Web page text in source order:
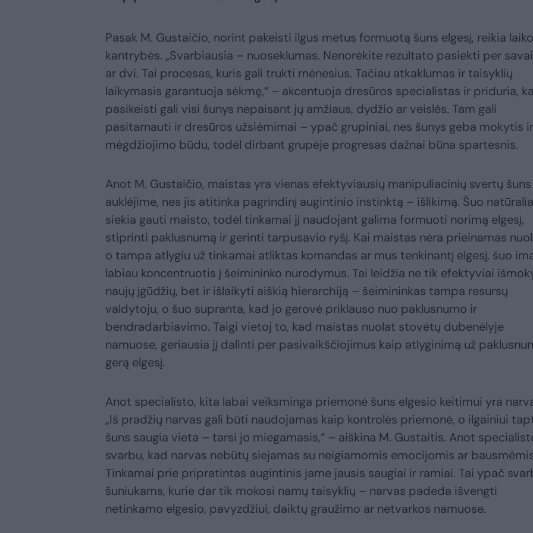
Pasak M. Gustaičio, norint pakeisti ilgus metus formuotą šuns elgesį, reikia
kantrybės. „Svarbiausia – nuoseklumas. Nenorėkite rezultato pasiekti per
ar dvi. Tai procesas, kuris gali trukti mėnesius. Tačiau atkaklumas ir taisyklių
laikymasis garantuoja sėkmę,“ – akcentuoja dresūros specialistas ir priduria,
pasikeisti gali visi šunys nepaisant jų amžiaus, dydžio ar veislės. Tam gali
pasitarnauti ir dresūros užsiėmimai – ypač grupiniai, nes šunys geba mokytis ir
mėgdžiojimo būdu, todėl dirbant grupėje progresas dažnai būna spartesnis.
Anot M. Gustaičio, maistas yra vienas efektyviausių manipuliacinių svertų šuns
auklėjime, nes jis atitinka pagrindinį augintinio instinktą – išlikimą. Šuo
siekia gauti maisto, todėl tinkamai jį naudojant galima formuoti norimą elgesį,
stiprinti paklusnumą ir gerinti tarpusavio ryšį. Kai maistas nėra prieinamas
o tampa atlygiu už tinkamai atliktas komandas ar mus tenkinantį elgesį, šuo
labiau koncentruotis į šeimininko nurodymus. Tai leidžia ne tik efektyviai
naujų įgūdžių, bet ir išlaikyti aiškią hierarchiją – šeimininkas tampa resursų
valdytoju, o šuo supranta, kad jo gerovė priklauso nuo paklusnumo ir
bendradarbiavimo. Taigi vietoj to, kad maistas nuolat stovėtų dubenėlyje
namuose, geriausia jį dalinti per pasivaikščiojimus kaip atlyginimą už
gerą elgesį.
Anot specialisto, kita labai veiksminga priemonė šuns elgesio keitimui yra
„Iš pradžių narvas gali būti naudojamas kaip kontrolės priemonė, o ilgainiui
šuns saugia vieta – tarsi jo miegamasis,“ – aiškina M. Gustaitis. Anot
svarbu, kad narvas nebūtų siejamas su neigiamomis emocijomis ar
Tinkamai prie pripratintas augintinis jame jausis saugiai ir ramiai. Tai ypač
šuniukams, kurie dar tik mokosi namų taisyklių – narvas padeda išvengti
netinkamo elgesio, pavyzdžiui, daiktų graužimo ar netvarkos namuose.